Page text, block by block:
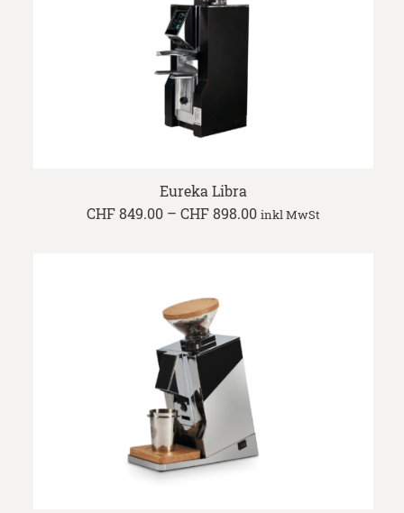
Eureka Libra
CHF849.00 – CHF898.00Price
range:
inkl MwSt